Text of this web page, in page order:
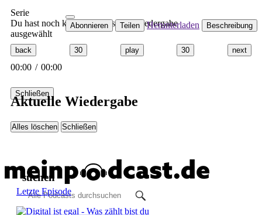
Serie
Du hast noch keinen Podcast zur Wiedergabe
ausgewählt
back 30 play 30 next
00:00 / 00:00
Abonnieren Teilen Herunterladen Beschreibung
Schließen
Aktuelle Wiedergabe
Alles löschen Schließen
suchen
Letzte Episode